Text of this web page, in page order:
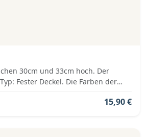
30cm und 33cm hoch. Der
Fester Deckel. Die Farben der
15,90 €